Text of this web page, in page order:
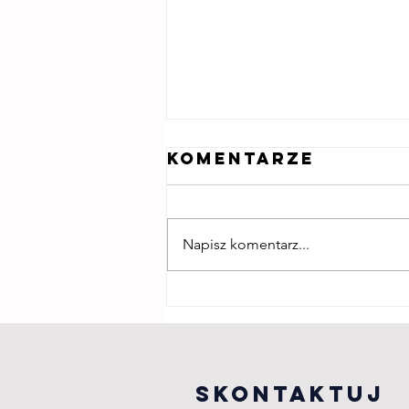
UEK
Komentarze
Napisz komentarz...
Skontaktuj